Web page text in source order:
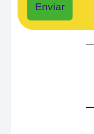
Enviar